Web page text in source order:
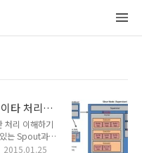
타 처리
리 이해하기
는 Spout과
될까? Storm
2015.01.25